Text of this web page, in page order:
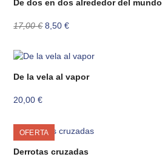
De dos en dos alrededor del mundo
17,00€ El
era:
8,50€El
es:
De la vela al vapor
20,00€
OFERTA
Derrotas cruzadas